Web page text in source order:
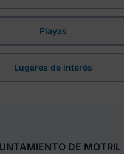
Playas
Lugares de interés
DE MOTRIL